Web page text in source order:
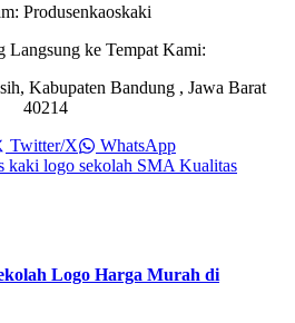
Produsenkaoskaki
Langsung ke Tempat Kami:
Kabupaten Bandung , Jawa Barat
40214
Twitter/X
WhatsApp
kaki logo sekolah SMA Kualitas
Logo Harga Murah di